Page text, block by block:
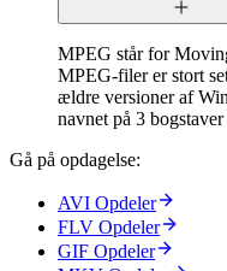
MPEG står for
MPEG-filer er stort
ældre versioner af
navnet på 3
Gå på opdagelse:
AVI Opdeler
FLV Opdeler
GIF Opdeler